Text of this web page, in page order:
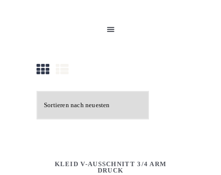
ÜBER UNS
KONTAKT
DETAILS ANFRAGE HINZUFÜGEN
KLEID V-AUSSCHNITT 3/4 ARM
DRUCK